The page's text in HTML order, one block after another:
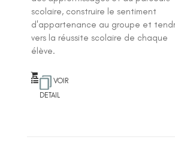
scolaire, construire le sentiment
d'appartenance au groupe et
vers la réussite scolaire de chaque
élève.
VOIR
DETAIL